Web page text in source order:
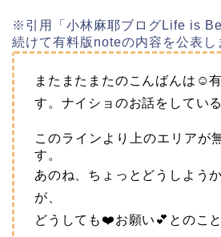
※引用「小林麻耶ブログLife is
続けて有料版noteの内容を公表し
またまたまたのこんばんは☺️
す。ナイショのお話をしてい
このラインより上のエリアが
す。
あのね、ちょっとどうしよう
が、
どうしても❤️お願い💕とのこと